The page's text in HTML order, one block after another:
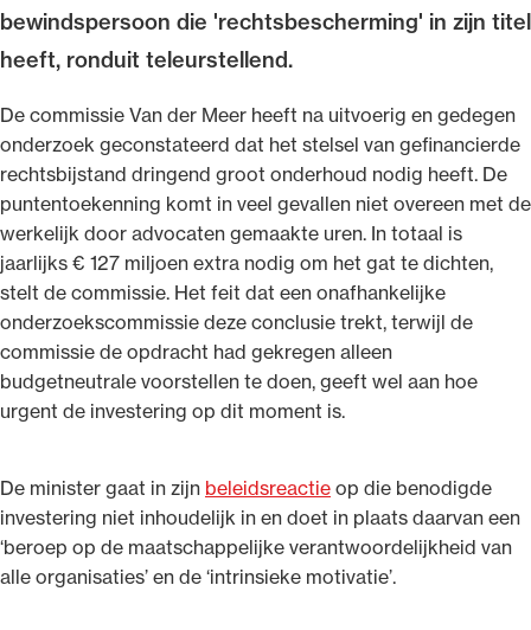
bewindspersoon die 'rechtsbescherming' in zijn titel
heeft, ronduit teleurstellend.
De commissie Van der Meer heeft na uitvoerig en gedegen
onderzoek geconstateerd dat het stelsel van gefinancierde
rechtsbijstand dringend groot onderhoud nodig heeft. De
puntentoekenning komt in veel gevallen niet overeen met de
werkelijk door advocaten gemaakte uren. In totaal is
jaarlijks € 127 miljoen extra nodig om het gat te dichten,
stelt de commissie. Het feit dat een onafhankelijke
onderzoekscommissie deze conclusie trekt, terwijl de
commissie de opdracht had gekregen alleen
budgetneutrale voorstellen te doen, geeft wel aan hoe
urgent de investering op dit moment is.
De minister gaat in zijn beleidsreactie op die benodigde
investering niet inhoudelijk in en doet in plaats daarvan een
‘beroep op de maatschappelijke verantwoordelijkheid van
alle organisaties’ en de ‘intrinsieke motivatie’.
Ondersteuning voor advocaten bij hun
beroepsuitoefening: van de advocatenpas tot
het rechtsgebiedenregister en
geheimhoudernummers.